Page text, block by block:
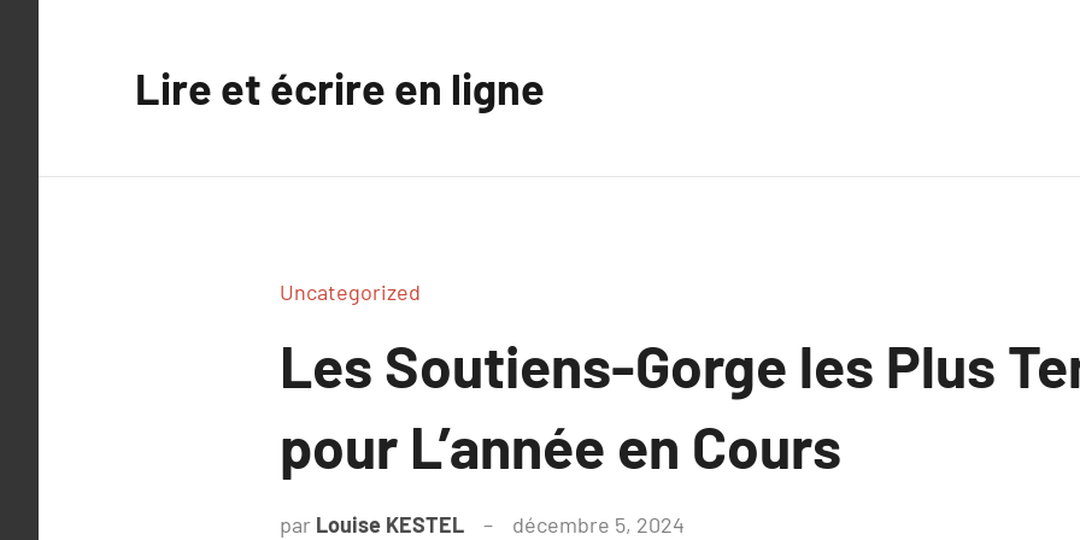
Lire et écrire en ligne
Uncategorized
Les Soutiens-Gorge les Plus
pour L’année en Cours
par Louise KESTEL décembre 5, 2024